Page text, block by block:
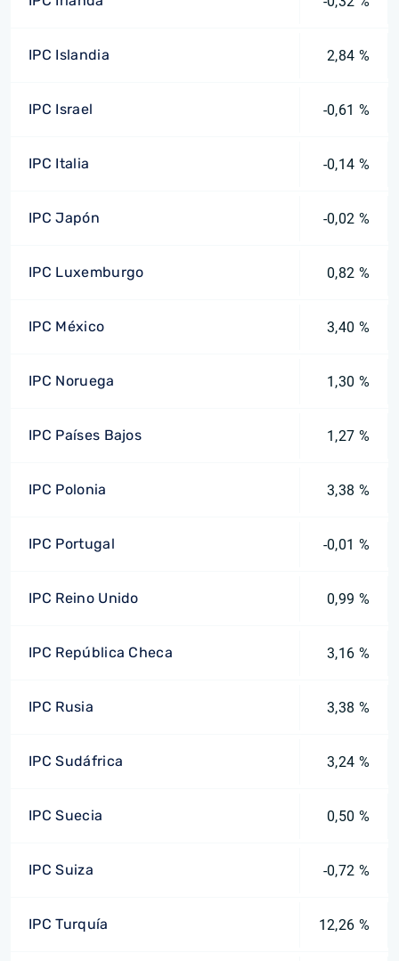
IPC Islandia 2,84 %
IPC Israel -0,61 %
IPC Italia -0,14 %
IPC Japón -0,02 %
IPC Luxemburgo 0,82 %
IPC México 3,40 %
IPC Noruega 1,30 %
IPC Países Bajos 1,27 %
IPC Polonia 3,38 %
IPC Portugal -0,01 %
IPC Reino Unido 0,99 %
IPC República Checa 3,16 %
IPC Rusia 3,38 %
IPC Sudáfrica 3,24 %
IPC Suecia 0,50 %
IPC Suiza -0,72 %
IPC Turquía 12,26 %